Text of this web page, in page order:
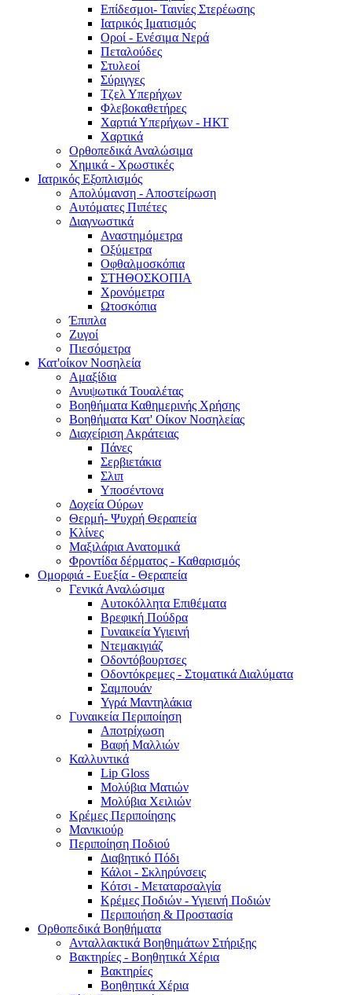
Επίδεσμοι- Ταινίες Στερέωσης
Ιατρικός Ιματισμός
Οροί - Ενέσιμα Νερά
Πεταλούδες
Στυλεοί
Σύριγγες
Τζελ Υπερήχων
Φλεβοκαθετήρες
Χαρτιά Υπερήχων - ΗΚΤ
Χαρτικά
Ορθοπεδικά Αναλώσιμα
Χημικά - Χρωστικές
Ιατρικός Εξοπλισμός
Απολύμανση - Αποστείρωση
Αυτόματες Πιπέτες
Διαγνωστικά
Αναστημόμετρα
Οξύμετρα
Οφθαλμοσκόπια
ΣΤΗΘΟΣΚΟΠΙΑ
Χρονόμετρα
Ωτοσκόπια
Έπιπλα
Ζυγοί
Πιεσόμετρα
Κατ'οίκον Νοσηλεία
Αμαξίδια
Ανυψωτικά Τουαλέτας
Βοηθήματα Καθημερινής Χρήσης
Βοηθήματα Κατ' Οίκον Νοσηλείας
Διαχείριση Ακράτειας
Πάνες
Σερβιετάκια
Σλιπ
Υποσέντονα
Δοχεία Ούρων
Θερμή- Ψυχρή Θεραπεία
Κλίνες
Μαξιλάρια Ανατομικά
Φροντίδα δέρματος - Καθαρισμός
Ομορφιά - Ευεξία - Θεραπεία
Γενικά Αναλώσιμα
Αυτοκόλλητα Επιθέματα
Βρεφική Πούδρα
Γυναικεία Υγιεινή
Ντεμακιγιάζ
Οδοντόβουρτσες
Οδοντόκρεμες - Στοματικά Διαλύματα
Σαμπουάν
Υγρά Μαντηλάκια
Γυναικεία Περιποίηση
Αποτρίχωση
Βαφή Μαλλιών
Καλλυντικά
Lip Gloss
Μολύβια Ματιών
Μολύβια Χειλιών
Κρέμες Περιποίησης
Μανικιούρ
Περιποίηση Ποδιού
Διαβητικό Πόδι
Κάλοι - Σκληρύνσεις
Κότσι - Μεταταρσαλγία
Κρέμες Ποδιών - Υγιεινή Ποδιών
Περιποιήση & Προστασία
Ορθοπεδικά Βοηθήματα
Ανταλλακτικά Βοηθημάτων Στήριξης
Βακτηρίες - Βοηθητικά Χέρια
Βακτηρίες
Βοηθητικά Χέρια